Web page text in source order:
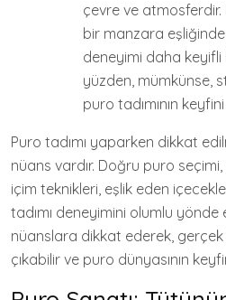
çevre ve
bir manzara
deneyimi daha keyifli
yüzden, mümkünse,
puro tadımının
Puro tadımı yaparken dikkat
nüans vardır. Doğru puro
içim teknikleri, eşlik eden
tadımı deneyimini olumlu yönde
nüanslara dikkat ederek,
çıkabilir ve puro dünyasının